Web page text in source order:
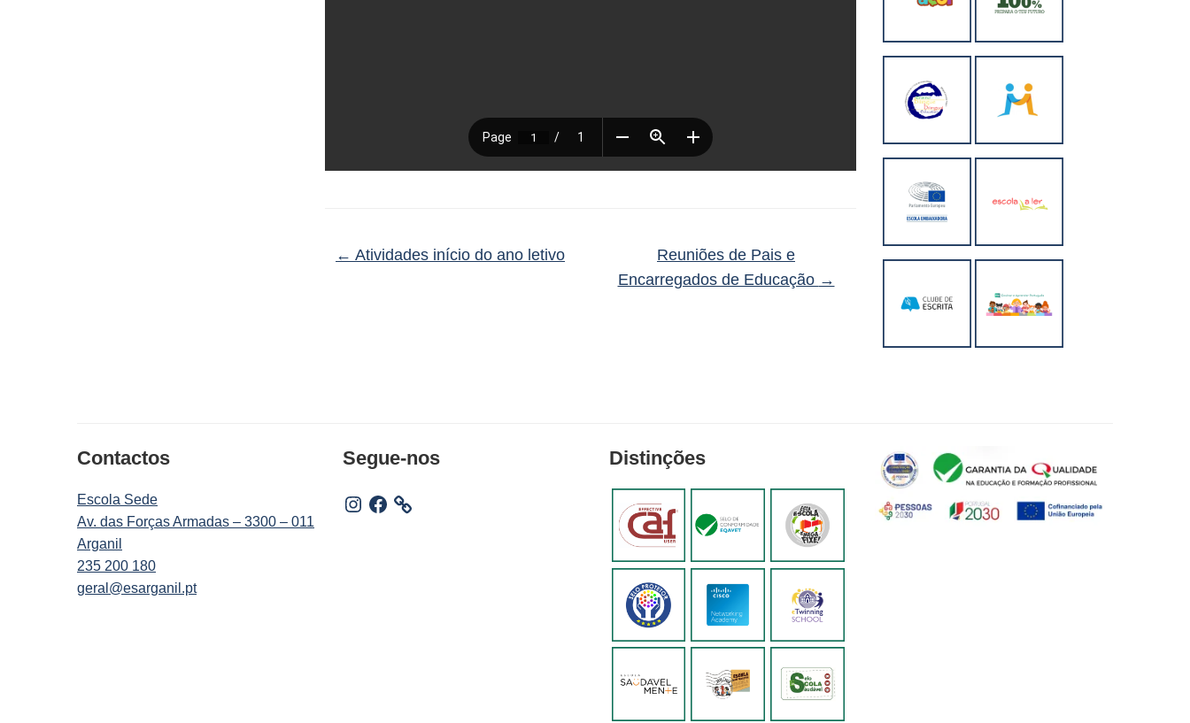
← Atividades início do ano letivo
Reuniões de Pais e
Encarregados de Educação →
Contactos
Escola Sede
Av. das Forças Armadas – 3300 – 011
Arganil
235 200 180
geral@esarganil.pt
Segue-nos
Instagram
Facebook
Distinções